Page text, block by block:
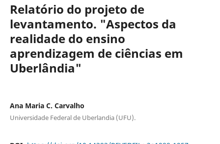
Relatório do projeto de
levantamento. "Aspectos da
realidade do ensino
aprendizagem de ciências em
Uberlândia"
Ana Maria C. Carvalho
Universidade Federal de Uberlandia (UFU).